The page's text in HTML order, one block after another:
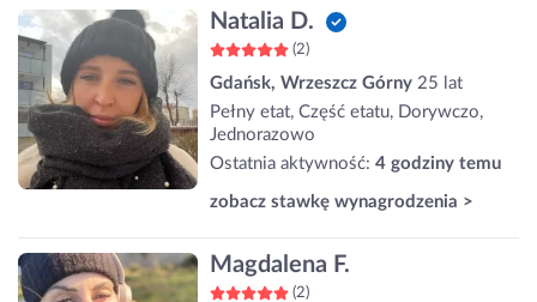
Natalia D.
(2)
Gdańsk, Wrzeszcz Górny 25 lat
Pełny etat, Część etatu, Dorywczo,
Jednorazowo
Ostatnia aktywność: 4 godziny temu
zobacz stawkę wynagrodzenia >
Magdalena F.
(2)